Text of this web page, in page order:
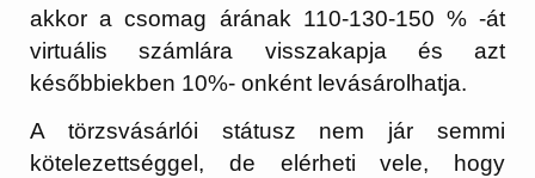
akkor a csomag árának 110-130-150 % -át
virtuális számlára visszakapja és azt
későbbiekben 10%- onként levásárolhatja.
A törzsvásárlói státusz nem jár semmi
kötelezettséggel, de elérheti vele, hogy